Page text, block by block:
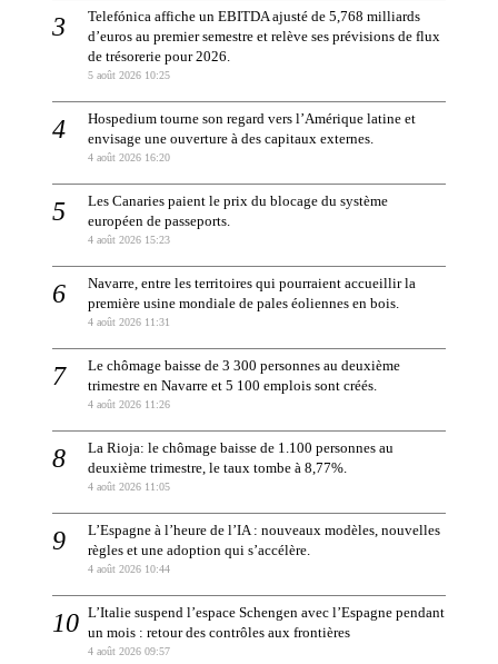
Telefónica affiche un EBITDA ajusté de 5,768 milliards
d’euros au premier semestre et relève ses prévisions de flux
de trésorerie pour 2026.
5 août 2026 10:25
Hospedium tourne son regard vers l’Amérique latine et
envisage une ouverture à des capitaux externes.
4 août 2026 16:20
Les Canaries paient le prix du blocage du système
européen de passeports.
4 août 2026 15:23
Navarre, entre les territoires qui pourraient accueillir la
première usine mondiale de pales éoliennes en bois.
4 août 2026 11:31
Le chômage baisse de 3 300 personnes au deuxième
trimestre en Navarre et 5 100 emplois sont créés.
4 août 2026 11:26
La Rioja: le chômage baisse de 1.100 personnes au
deuxième trimestre, le taux tombe à 8,77%.
4 août 2026 11:05
L’Espagne à l’heure de l’IA : nouveaux modèles, nouvelles
règles et une adoption qui s’accélère.
4 août 2026 10:44
L’Italie suspend l’espace Schengen avec l’Espagne pendant
un mois : retour des contrôles aux frontières
4 août 2026 09:57